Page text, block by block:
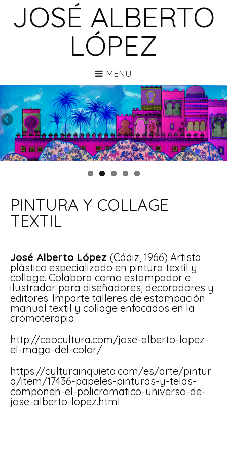
JOSÉ ALBERTO
LÓPEZ
MENU
PINTURA Y COLLAGE
TEXTIL
José Alberto López (Cádiz, 1966) Artista
plástico especializado en pintura textil y
collage. Colabora como estampador e
ilustrador para diseñadores, decoradores y
editores. Imparte talleres de estampación
manual textil y collage enfocados en la
cromoterapia.
http://caocultura.com/jose-alberto-lopez-
el-mago-del-color/
https://culturainquieta.com/es/arte/pintur
a/item/17436-papeles-pinturas-y-telas-
componen-el-policromatico-universo-de-
jose-alberto-lopez.html